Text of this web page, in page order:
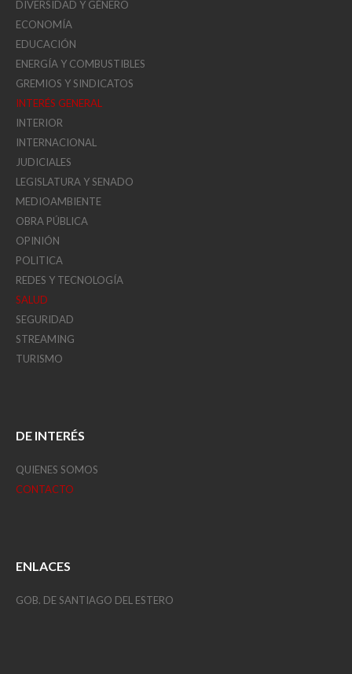
DIVERSIDAD Y GÉNERO
ECONOMÍA
EDUCACIÓN
ENERGÍA Y COMBUSTIBLES
GREMIOS Y SINDICATOS
INTERÉS GENERAL
INTERIOR
INTERNACIONAL
JUDICIALES
LEGISLATURA Y SENADO
MEDIOAMBIENTE
OBRA PÚBLICA
OPINIÓN
POLITICA
REDES Y TECNOLOGÍA
SALUD
SEGURIDAD
STREAMING
TURISMO
DE INTERÉS
QUIENES SOMOS
CONTACTO
ENLACES
GOB. DE SANTIAGO DEL ESTERO